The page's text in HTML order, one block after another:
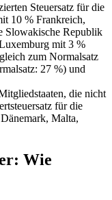
Steuersatz für die
10 % Frankreich,
Slowakische Republik
mit 3 %
zum Normalsatz
27 %) und
die nicht
für die
Malta,
Wie